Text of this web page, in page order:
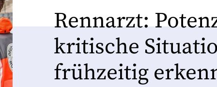
Rennarzt:
kritische
frühzeitig